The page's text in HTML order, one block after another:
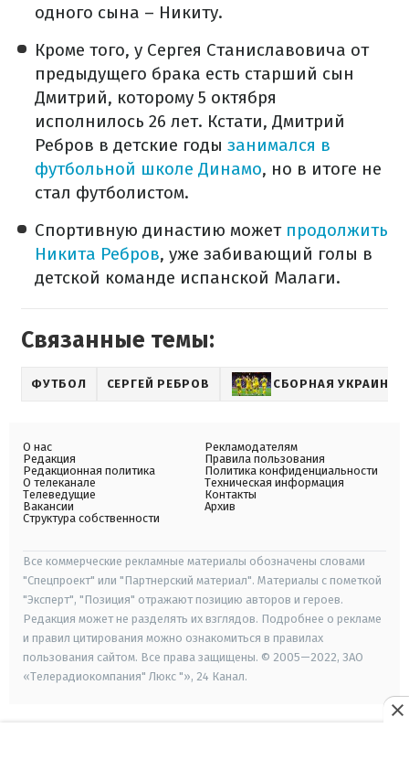
одного сына – Никиту.
Кроме того, у Сергея Станиславовича от
предыдущего брака есть старший сын
Дмитрий, которому 5 октября
исполнилось 26 лет. Кстати, Дмитрий
Ребров в детские годы занимался в
футбольной школе Динамо, но в итоге не
стал футболистом.
Спортивную династию может продолжить
Никита Ребров, уже забивающий голы в
детской команде испанской Малаги.
Связанные темы:
ФУТБОЛ СЕРГЕЙ РЕБРОВ СБОРНАЯ УКРАИНЫ
О нас
Редакция
Редакционная политика
О телеканале
Телеведущие
Вакансии
Структура собственности
Рекламодателям
Правила пользования
Политика конфиденциальности
Техническая информация
Контакты
Архив
Все коммерческие рекламные материалы обозначены словами
"Спецпроект" или "Партнерский материал". Материалы с пометкой
"Эксперт", "Позиция" отражают позицию авторов и героев.
Редакция может не разделять их взглядов. Подробнее о рекламе
и правил цитирования можно ознакомиться в правилах
пользования сайтом. Все права защищены. © 2005—2022, ЗАО
«Телерадиокомпания" Люкс "», 24 Канал.